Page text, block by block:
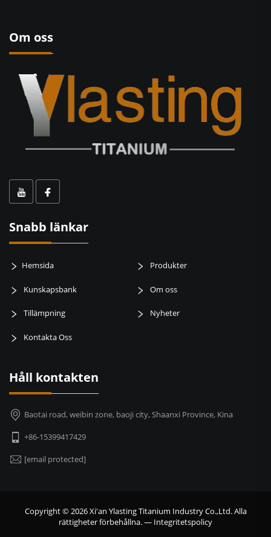
Om oss
Snabb länkar
Hemsida Produkter
Kunskapsbank Om oss
Tillämpning Nyheter
Kontakta Oss
Håll kontakten
Baotai road, weibin zone, baoji city, Shaanxi Province, Kina
+86-15399417429
[email protected]
Copyright © 2026 Xi'an Ylasting Titanium Industry Co.,Ltd. Alla
rättigheter förbehållna. — Integritetspolicy